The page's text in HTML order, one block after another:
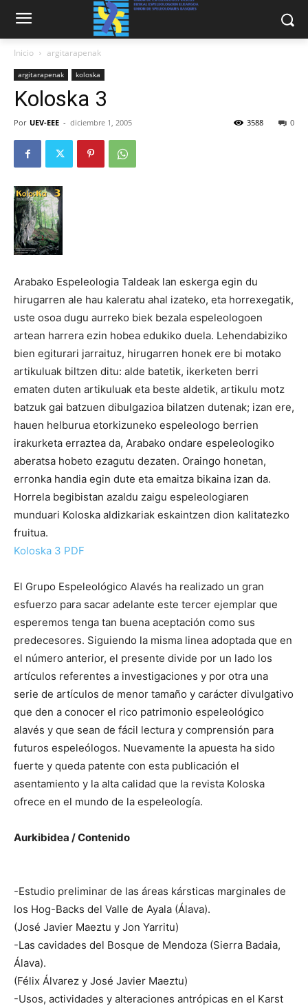
Inicio argitarapenak
argitarapenak koloska
Koloska 3
Por UEV-EEE - diciembre 1, 2005 0
3588
Arabako Espeleologia Taldeak lan eskerga egin du
hirugarren ale hau kaleratu ahal izateko, eta horrexegatik,
uste osoa dugu aurreko biek bezala espeleologoen
artean harrera ezin hobea edukiko duela. Lehendabiziko
bien egiturari jarraituz, hirugarren honek ere bi motako
artikuluak biltzen ditu: alde batetik, ikerketen berri
ematen duten artikuluak eta beste aldetik, artikulu motz
batzuk gai batzuen dibulgazioa bilatzen dutenak; izan ere,
hauen helburua etorkizuneko espeleologo berrien
irakurketa erraztea da, Arabako ondare espeleologiko
aberatsa hobeto ezagutu dezaten. Oraingo honetan,
erronka handia egin dute eta emaitza bikaina izan da.
Horrela begibistan azaldu zaigu espeleologiaren
munduari Koloska aldizkariak eskaintzen dion kalitatezko
fruitua.
Koloska 3 PDF
El Grupo Espeleológico Alavés ha realizado un gran
esfuerzo para sacar adelante este tercer ejemplar que
esperemos tenga tan buena aceptación como sus
predecesores. Siguiendo la misma linea adoptada que en
el número anterior, el presente divide por un lado los
artículos referentes a investigaciones y por otra una
serie de artículos de menor tamaño y carácter divulgativo
que den a conocer el rico patrimonio espeleológico
alavés y que sean de fácil lectura y comprensión para
futuros espeleólogos. Nuevamente la apuesta ha sido
fuerte y queda patente con esta publicación el
asentamiento y la alta calidad que la revista Koloska
ofrece en el mundo de la espeleología.
Aurkibidea / Contenido
-Estudio preliminar de las áreas kársticas marginales de
los Hog-Backs del Valle de Ayala (Álava).
(José Javier Maeztu y Jon Yarritu)
-Las cavidades del Bosque de Mendoza (Sierra Badaia,
Álava).
(Félix Álvarez y José Javier Maeztu)
-Usos, actividades y alteraciones antrópicas en el Karst